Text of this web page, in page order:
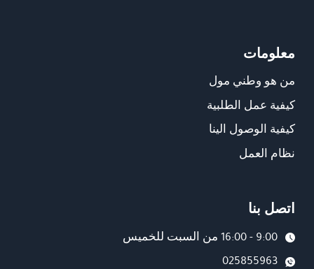
معلومات
من هو وطني مول
كيفية عمل الطلبية
كيفية الوصول الينا
نظام العمل
اتصل بنا
9:00 - 16:00 من السبت للخميس
025855963